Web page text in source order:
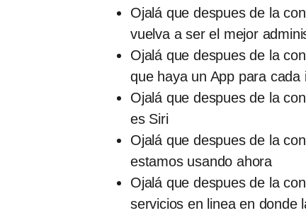
Ojalá que despues de la
vuelva a ser el mejor
Ojalá que despues de la
que haya un App para
Ojalá que despues de la
es Siri
Ojalá que despues de la
estamos usando ahora
Ojalá que despues de la
servicios en linea en donde